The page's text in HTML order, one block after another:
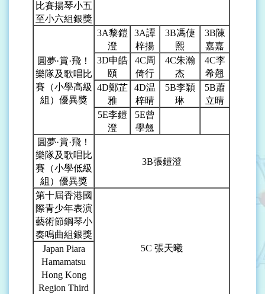
比賽揚琴小五
至小六組銀獎
圓夢·賞·飛！
樂隊及歌唱比
賽（小學高級
組）優異獎
3A黎鎧
澄
3A譚
梓揚
3B馮倢
熙
3B陳
嘉嘉
3D申皓
頤
4C周
倚行
4C朱瀚
杰
4C李
希翹
4D鄭芷
雅
4D温
梓晴
5B李穎
琳
5B蕭
立晴
5E李鎧
澄
5E曾
學翹
圓夢·賞·飛！
樂隊及歌唱比
賽（小學低級
組）優異獎
3B張鎧澄
第十屆香港國
際青少年表演
藝術節鋼琴小
奏鳴曲組銀獎
5C 張天曦
Japan Piara
Hamamatsu
Hong Kong
Region Third